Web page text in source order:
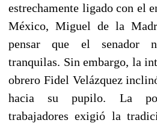
estrechamente ligado con el
México, Miguel de la
pensar que el senador
tranquilas. Sin embargo, la
obrero Fidel Velázquez
hacia su pupilo. La
trabajadores exigió la